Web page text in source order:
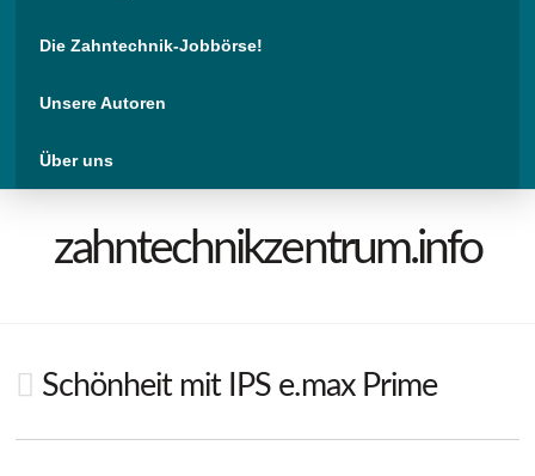
Die Zahntechnik-Jobbörse!
Unsere Autoren
Über uns
zahntechnikzentrum.info
Schönheit mit IPS e.max Prime